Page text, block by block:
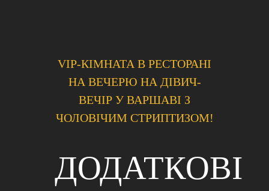
VIP-КІМНАТА В РЕСТОРАНІ
НА ВЕЧЕРЮ НА ДІВИЧ-
ВЕЧІР У ВАРШАВІ З
ЧОЛОВІЧИМ СТРИПТИЗОМ!
ДОДАТКОВІ